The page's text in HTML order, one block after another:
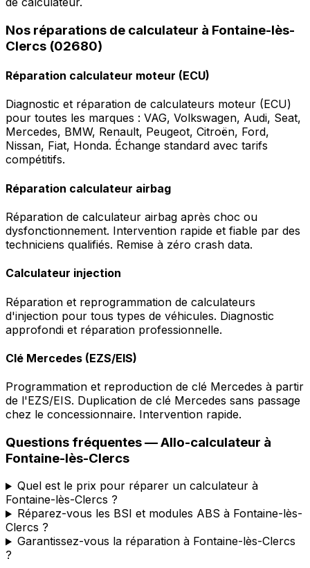
Nos réparations de calculateur à Fontaine-lès-
Clercs (02680)
Réparation calculateur moteur (ECU)
Diagnostic et réparation de calculateurs moteur (ECU)
pour toutes les marques : VAG, Volkswagen, Audi, Seat,
Mercedes, BMW, Renault, Peugeot, Citroën, Ford,
Nissan, Fiat, Honda. Échange standard avec tarifs
compétitifs.
Réparation calculateur airbag
Réparation de calculateur airbag après choc ou
dysfonctionnement. Intervention rapide et fiable par des
techniciens qualifiés. Remise à zéro crash data.
Calculateur injection
Réparation et reprogrammation de calculateurs
d'injection pour tous types de véhicules. Diagnostic
approfondi et réparation professionnelle.
Clé Mercedes (EZS/EIS)
Programmation et reproduction de clé Mercedes à partir
de l'EZS/EIS. Duplication de clé Mercedes sans passage
chez le concessionnaire. Intervention rapide.
Questions fréquentes —Allo-calculateur à
Fontaine-lès-Clercs
Quel est le prix pour réparer un calculateur à
Fontaine-lès-Clercs ?
Réparez-vous les BSI et modules ABS à Fontaine-lès-
Clercs ?
Garantissez-vous la réparation à Fontaine-lès-Clercs
?